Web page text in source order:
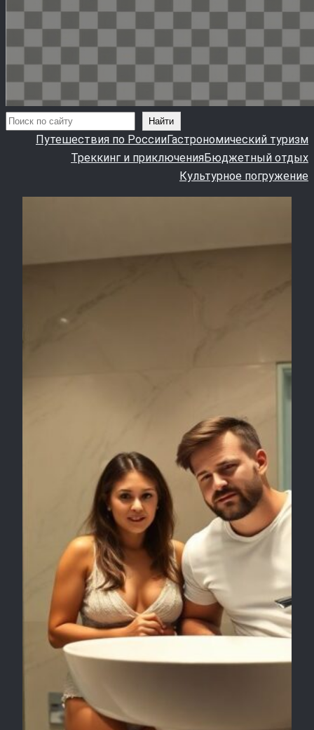
Поиск Найти
Путешествия по РоссииГастрономический туризм
Треккинг и приключенияБюджетный отдых
Культурное погружение